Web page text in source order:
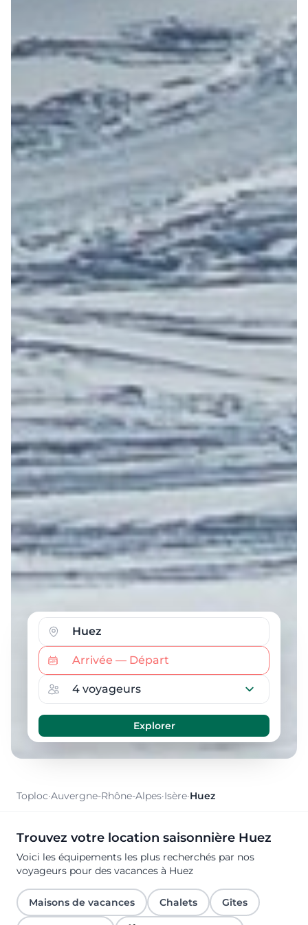
Toploc·Auvergne-Rhône-Alpes·Isère·Huez
Trouvez votre location saisonnière Huez
Voici les équipements les plus recherchés par nos
voyageurs pour des vacances à Huez
Maisons de vacances Chalets Gîtes